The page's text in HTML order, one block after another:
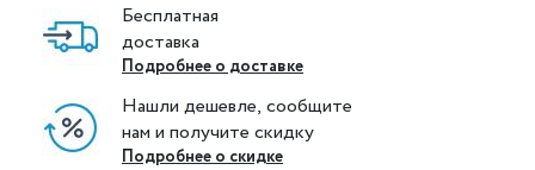
Бесплатная
доставка
Подробнее о доставке
Нашли дешевле, сообщите
нам и получите скидку
Подробнее о скидке